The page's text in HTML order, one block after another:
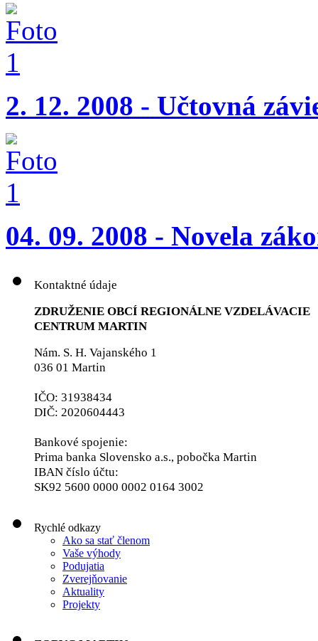
2. 12. 2008 - Učtovná
04. 09. 2008 - Novela
Kontaktné údaje
ZDRUŽENIE OBCÍ REGIONÁLNE VZDELÁVACIE
CENTRUM MARTIN
Nám. S. H. Vajanského 1
036 01 Martin
IČO: 31938434
DIČ: 2020604443
Bankové spojenie:
Prima banka Slovensko a.s., pobočka Martin
IBAN číslo účtu:
SK92 5600 0000 0002 0164 3002
Rychlé odkazy
Ako sa stať členom
Vaše výhody
Podujatia
Zverejňovanie
Aktuality
Projekty